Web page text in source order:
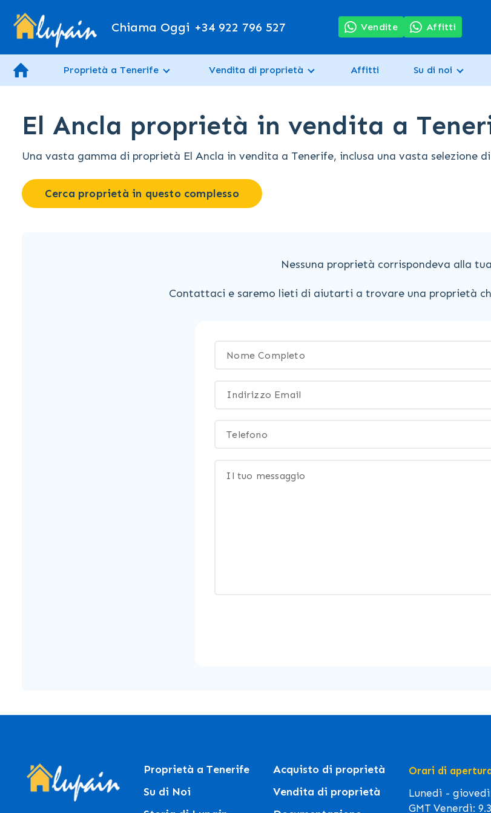
Chiama Oggi +34 922 796 527 Vendite Affitti
Proprietà a Tenerife Vendita di proprietà Affitti Su di noi
El Ancla proprietà in vendita a
Una vasta gamma di proprietà El Ancla in vendita a Tenerife, inclusa una vasta selezione
Cerca proprietà in questo complesso
Nessuna proprietà corrispondeva alla
Contattaci e saremo lieti di aiutarti a trovare una proprietà
Proprietà a Tenerife
Su di Noi
Acquisto di proprietà
Vendita di proprietà
Orari di
Lunedì -
GMT Venerdì: